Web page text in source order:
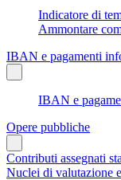
Indicatore di
Ammontare
IBAN e pagamenti
IBAN e
Opere pubbliche
Contributi assegnati
Nuclei di valutazione